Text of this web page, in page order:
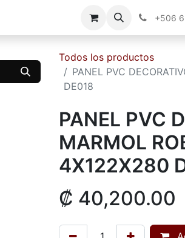
+506
Todos los productos
PANEL PVC
DE018
PANEL PVC
MARMOL
4X122X280
₡ 40,200.00